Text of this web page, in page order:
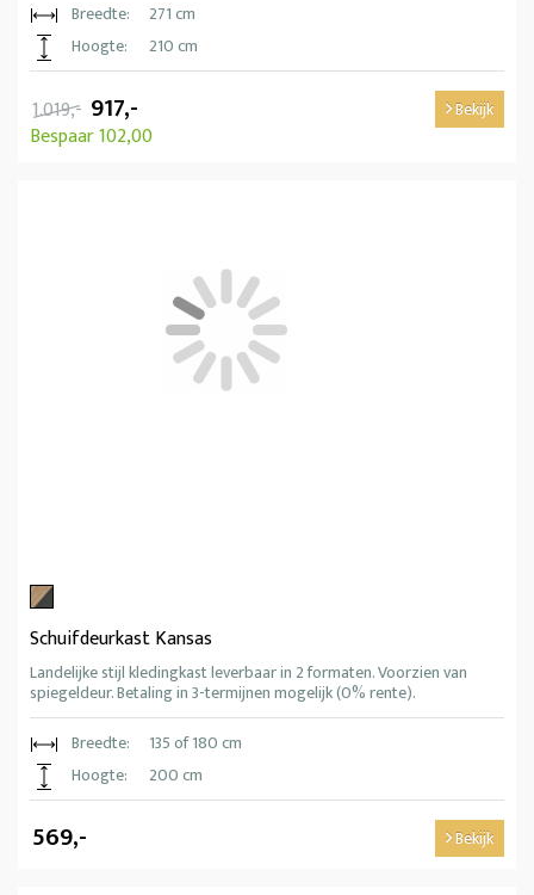
Breedte:
271 cm
Hoogte:
210 cm
1.019,- 917,-
Bespaar 102,00
Bekijk
Schuifdeurkast Kansas
Landelijke stijl kledingkast leverbaar in 2 formaten. Voorzien van
spiegeldeur. Betaling in 3-termijnen mogelijk (0% rente).
Breedte:
135 of 180 cm
Hoogte:
200 cm
569,- Bekijk